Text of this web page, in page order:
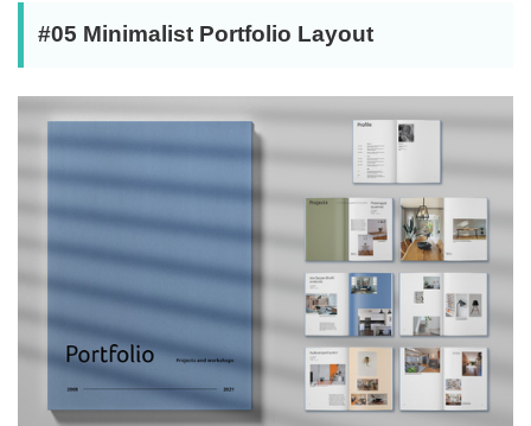
#05 Minimalist Portfolio Layout